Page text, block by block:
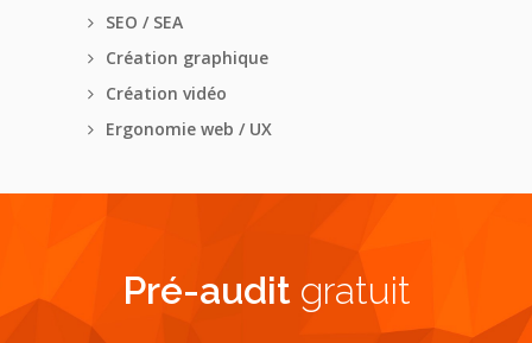
SEO / SEA
Création graphique
Création vidéo
Ergonomie web / UX
Pré-auditgratuit